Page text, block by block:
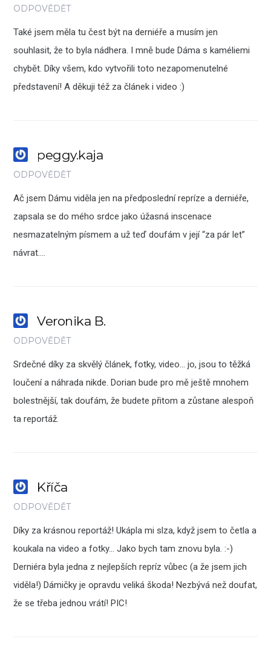
ODPOVĚDĚT
Také jsem měla tu čest být na derniéře a musím jen
souhlasit, že to byla nádhera. I mně bude Dáma s kaméliemi
chybět. Díky všem, kdo vytvořili toto nezapomenutelné
představení! A děkuji též za článek i video :)
peggy.kaja
ODPOVĚDĚT
Ač jsem Dámu viděla jen na předposlední repríze a derniéře,
zapsala se do mého srdce jako úžasná inscenace
nesmazatelným písmem a už teď doufám v její “za pár let”
návrat….
Veronika B.
ODPOVĚDĚT
Srdečné díky za skvělý článek, fotky, video… jo, jsou to těžká
loučení a náhrada nikde. Dorian bude pro mě ještě mnohem
bolestnější, tak doufám, že budete přitom a zůstane alespoň
ta reportáž.
Kříča
ODPOVĚDĚT
Díky za krásnou reportáž! Ukápla mi slza, když jsem to četla a
koukala na video a fotky… Jako bych tam znovu byla. :-)
Derniéra byla jedna z nejlepších repríz vůbec (a že jsem jich
viděla!) Dámičky je opravdu veliká škoda! Nezbývá než doufat,
že se třeba jednou vrátí! PIC!